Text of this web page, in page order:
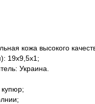
кожа высокого
19х9,5х1;
Украина.